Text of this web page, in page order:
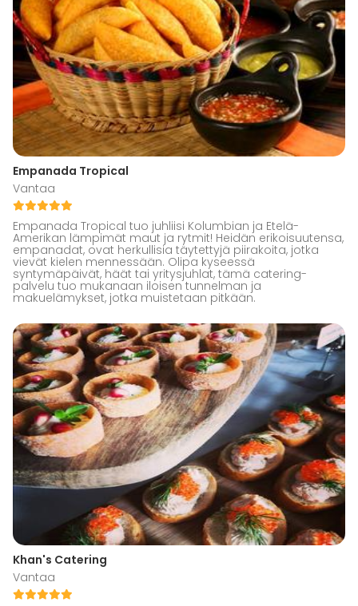
Empanada Tropical
Vantaa
Empanada Tropical tuo juhliisi Kolumbian ja Etelä-
Amerikan lämpimät maut ja rytmit! Heidän erikoisuutensa,
empanadat, ovat herkullisia täytettyjä piirakoita, jotka
vievät kielen mennessään. Olipa kyseessä
syntymäpäivät, häät tai yritysjuhlat, tämä catering-
palvelu tuo mukanaan iloisen tunnelman ja
makuelämykset, jotka muistetaan pitkään.
Khan's Catering
Vantaa